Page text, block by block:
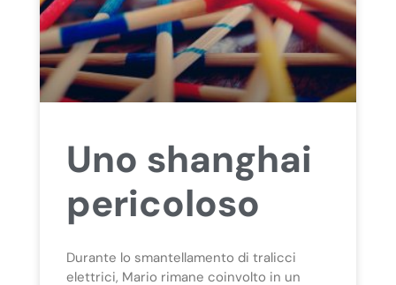
Uno shanghai
pericoloso
Durante lo smantellamento di tralicci
elettrici, Mario rimane coinvolto in un